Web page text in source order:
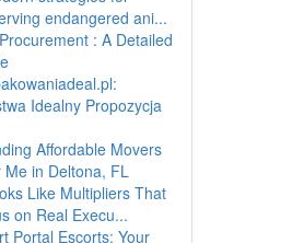
endangered ani...
: A Detailed
Idealny Propozycja
Affordable Movers
Me in Deltona, FL
Like Multipliers That
on Real Execu...
Portal Escorts: Your